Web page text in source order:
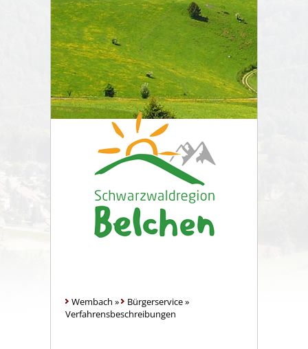
Wembach » Bürgerservice»
Verfahrensbeschreibungen